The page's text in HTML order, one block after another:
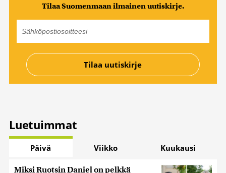
Tilaa Suomenmaan ilmainen uutiskirje.
Luetuimmat
Päivä Viikko Kuukausi
Miksi Ruotsin Daniel on pelkkä